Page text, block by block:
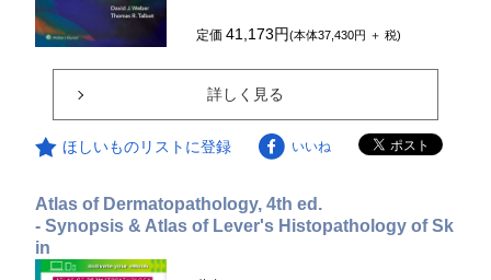
定価41,173円(本体37,430円 ＋ 税)
詳しく見る
ほしいものリストに登録 いいね
Atlas of Dermatopathology, 4th ed.
- Synopsis & Atlas of Lever's Histopathology of Sk
in